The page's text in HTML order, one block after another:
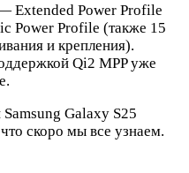
Extended Power Profile
Power Profile (также 15
и крепления).
Qi2 MPP уже
Galaxy S25
скоро мы все узнаем.